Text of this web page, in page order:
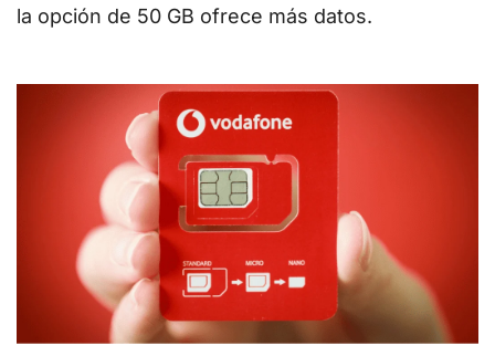
la opción de 50 GB ofrece más datos.